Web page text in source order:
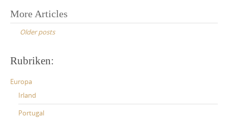
Posts
navigation
More Articles
Older posts
Rubriken:
Europa
Irland
Portugal